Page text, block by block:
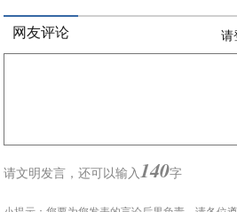
网友评论 请
请文明发言，还可以输入 140字